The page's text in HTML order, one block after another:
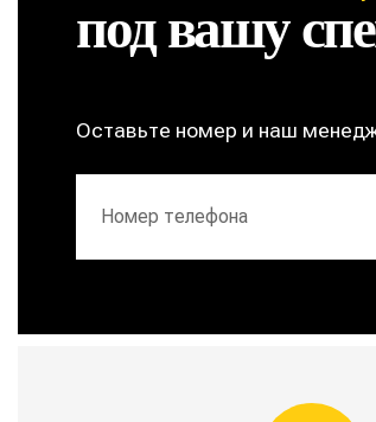
под вашу
Оставьте номер и наш